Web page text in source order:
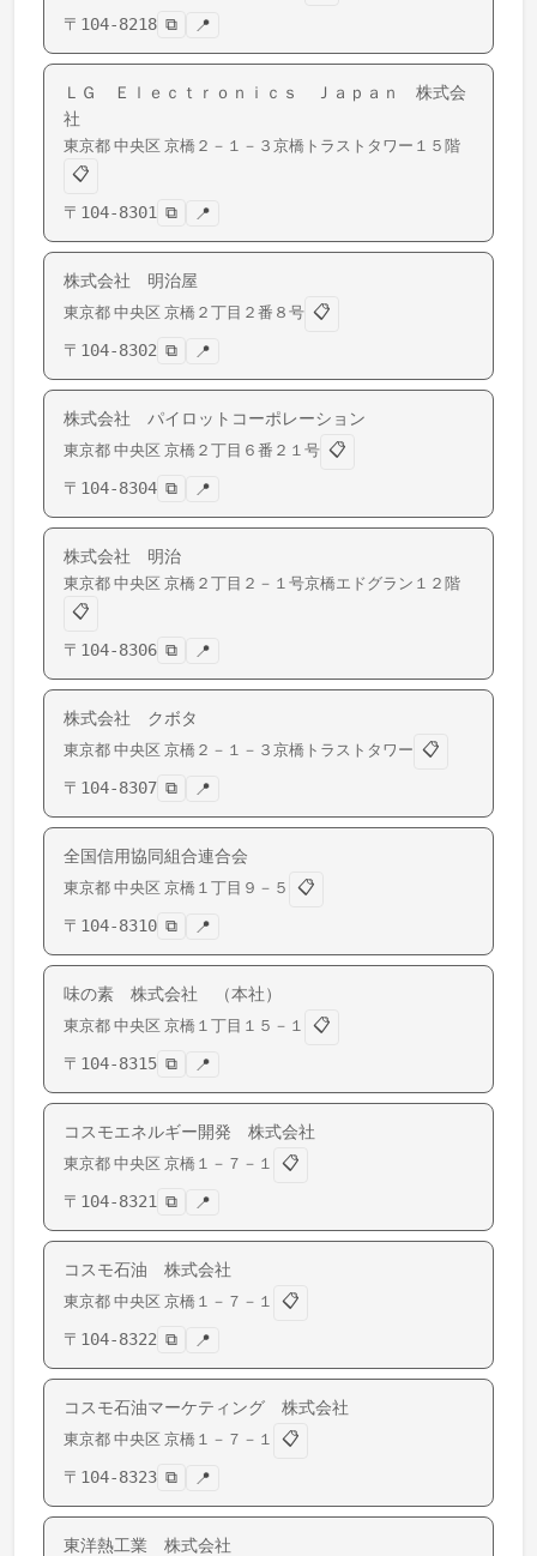
〒 104-8218 ⧉ 📍
ＬＧ Ｅｌｅｃｔｒｏｎｉｃｓ Ｊａｐａｎ 株式会
社
東京都 中央区 京橋 ２－１－３京橋トラストタワー１５階
📋
〒 104-8301 ⧉ 📍
株式会社 明治屋
東京都 中央区 京橋 ２丁目２番８号 📋
〒 104-8302 ⧉ 📍
株式会社 パイロットコーポレーション
東京都 中央区 京橋 ２丁目６番２１号 📋
〒 104-8304 ⧉ 📍
株式会社 明治
東京都 中央区 京橋 ２丁目２－１号京橋エドグラン１２階
📋
〒 104-8306 ⧉ 📍
株式会社 クボタ
東京都 中央区 京橋 ２－１－３京橋トラストタワー 📋
〒 104-8307 ⧉ 📍
全国信用協同組合連合会
東京都 中央区 京橋 １丁目９－５
📋
〒 104-8310 ⧉ 📍
味の素 株式会社 （本社）
東京都 中央区 京橋 １丁目１５－１
📋
〒 104-8315 ⧉ 📍
コスモエネルギー開発 株式会社
東京都 中央区 京橋 １－７－１
📋
〒 104-8321 ⧉ 📍
コスモ石油 株式会社
東京都 中央区 京橋 １－７－１
📋
〒 104-8322 ⧉ 📍
コスモ石油マーケティング 株式会社
東京都 中央区 京橋 １－７－１
📋
〒 104-8323 ⧉ 📍
東洋熱工業 株式会社